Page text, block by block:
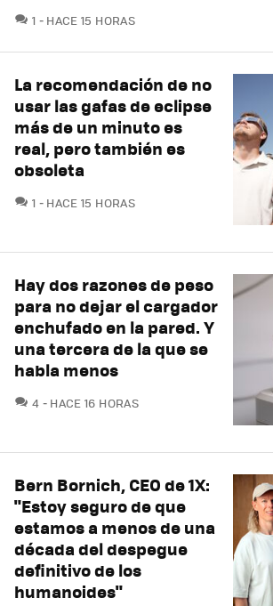
1 COMENTARIOS
HACE 15 HORAS
La recomendación de no
usar las gafas de eclipse
más de un minuto es
real, pero también es
obsoleta
1 COMENTARIOS
HACE 15 HORAS
Hay dos razones de peso
para no dejar el cargador
enchufado en la pared. Y
una tercera de la que se
habla menos
4 COMENTARIOS
HACE 16 HORAS
Bern Bornich, CEO de 1X:
"Estoy seguro de que
estamos a menos de una
década del despegue
definitivo de los
humanoides"